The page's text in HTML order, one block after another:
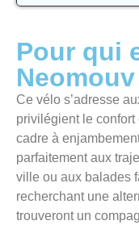
Pour qui
Ce vélo s’adresse
privilégient le
cadre à
parfaitement aux
ville ou aux balades
recherchant une
trouveront un